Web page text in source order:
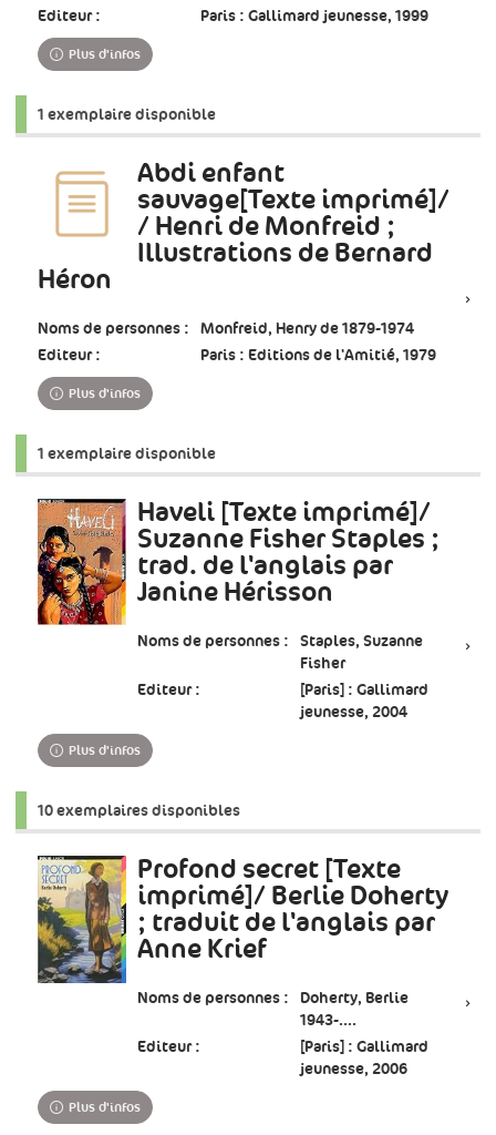
Editeur :
Paris : Gallimard jeunesse, 1999
Plus d'infos
1 exemplaire disponible
Abdi enfant
sauvage[Texte imprimé]/
/ Henri de Monfreid ;
Illustrations de Bernard
Héron
Noms de personnes :
Monfreid, Henry de 1879-1974
Editeur :
Paris : Editions de l'Amitié, 1979
Plus d'infos
1 exemplaire disponible
Haveli [Texte imprimé]/
Suzanne Fisher Staples ;
trad. de l'anglais par
Janine Hérisson
Noms de personnes :
Staples, Suzanne
Fisher
Editeur :
[Paris] : Gallimard
jeunesse, 2004
Plus d'infos
10 exemplaires disponibles
Profond secret [Texte
imprimé]/ Berlie Doherty
; traduit de l'anglais par
Anne Krief
Noms de personnes :
Doherty, Berlie
1943-....
Editeur :
[Paris] : Gallimard
jeunesse, 2006
Plus d'infos